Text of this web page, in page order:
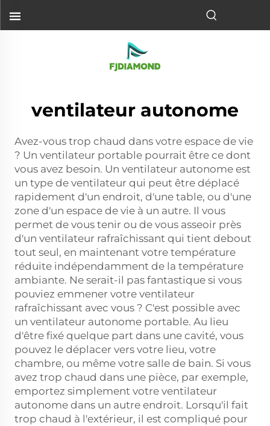
ventilateur autonome
Avez-vous trop chaud dans votre espace de vie
? Un ventilateur portable pourrait être ce dont
vous avez besoin. Un ventilateur autonome est
un type de ventilateur qui peut être déplacé
rapidement d'un endroit, d'une table, ou d'une
zone d'un espace de vie à un autre. Il vous
permet de vous tenir ou de vous asseoir près
d'un ventilateur rafraîchissant qui tient debout
tout seul, en maintenant votre température
réduite indépendamment de la température
ambiante. Ne serait-il pas fantastique si vous
pouviez emmener votre ventilateur
rafraîchissant avec vous ? C'est possible avec
un ventilateur autonome portable. Au lieu
d'être fixé quelque part dans une cavité, vous
pouvez le déplacer vers votre lieu, votre
chambre, ou même votre salle de bain. Si vous
avez trop chaud dans une pièce, par exemple,
emportez simplement votre ventilateur
autonome dans un autre endroit. Lorsqu'il fait
trop chaud à l'extérieur, il est compliqué pour